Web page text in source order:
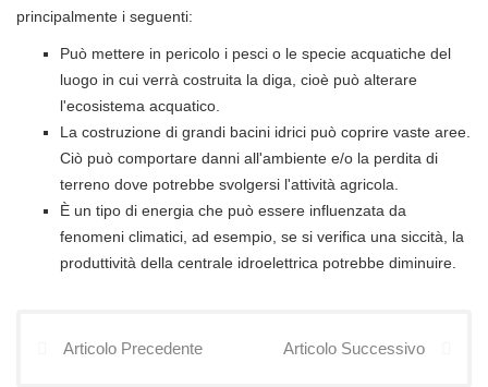
principalmente i seguenti:
Può mettere in pericolo i pesci o le specie acquatiche del
luogo in cui verrà costruita la diga, cioè può alterare
l'ecosistema acquatico.
La costruzione di grandi bacini idrici può coprire vaste aree.
Ciò può comportare danni all'ambiente e/o la perdita di
terreno dove potrebbe svolgersi l'attività agricola.
È un tipo di energia che può essere influenzata da
fenomeni climatici, ad esempio, se si verifica una siccità, la
produttività della centrale idroelettrica potrebbe diminuire.
Articolo Precedente Articolo Successivo